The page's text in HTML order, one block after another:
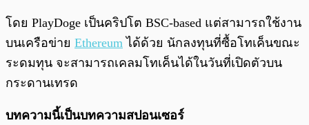
โดย PlayDoge เป็นคริปโต BSC-based แต่สามารถใช้งาน
บนเครือข่าย Ethereum ได้ด้วย นักลงทุนที่ซื้อโทเค็นขณะ
ระดมทุน จะสามารถเคลมโทเค็นได้ในวันที่เปิดตัวบน
กระดานเทรด
บทความนี้เป็นบทความสปอนเซอร์